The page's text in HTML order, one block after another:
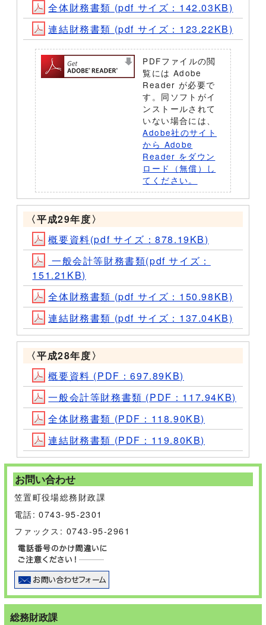
全体財務書類 (pdf サイズ：142.03KB)
連結財務書類 (pdf サイズ：123.22KB)
PDFファイルの閲
覧には Adobe
Reader が必要で
す。同ソフトがイ
ンストールされて
いない場合には、
Adobe社のサイト
から Adobe
Reader をダウン
ロード（無償）し
てください。
〈平成29年度〉
概要資料(pdf サイズ：878.19KB)
一般会計等財務書類(pdf サイズ：
151.21KB)
全体財務書類 (pdf サイズ：150.98KB)
連結財務書類 (pdf サイズ：137.04KB)
〈平成28年度〉
概要資料 (PDF：697.89KB)
一般会計等財務書類 (PDF：117.94KB)
全体財務書類 (PDF：118.90KB)
連結財務書類 (PDF：119.80KB)
お問い合わせ
笠置町役場総務財政課
電話: 0743-95-2301
ファックス: 0743-95-2961
総務財政課